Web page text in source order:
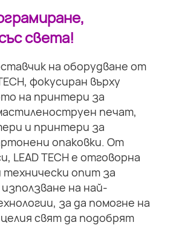
света!
на оборудване от
фокусиран върху
на принтери за
печат,
и принтери за
опаковки. От
LEAD TECH е отговорна
технически опит за
на най-
за да помогне на
свят да подобрят